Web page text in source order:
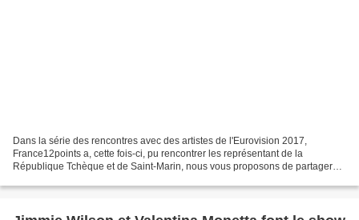
Dans la série des rencontres avec des artistes de l'Eurovision 2017,
France12points a, cette fois-ci, pu rencontrer les représentant de la
République Tchèque et de Saint-Marin, nous vous proposons de partager